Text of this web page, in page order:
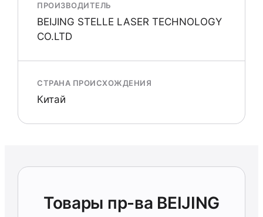
ПРОИЗВОДИТЕЛЬ
BEIJING STELLE LASER TECHNOLOGY
CO.LTD
СТРАНА ПРОИСХОЖДЕНИЯ
Китай
Товары пр-ва BEIJING